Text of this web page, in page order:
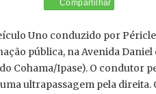
Compartilhar
Uno conduzido por
pública, na Avenida
Cohama/Ipase). O
ultrapassagem pela